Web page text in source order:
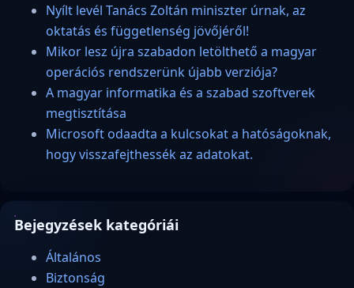
Nyílt levél Tanács Zoltán miniszter úrnak, az
oktatás és függetlenség jövőjéről!
Mikor lesz újra szabadon letölthető a magyar
operációs rendszerünk újabb verziója?
A magyar informatika és a szabad szoftverek
megtisztítása
Microsoft odaadta a kulcsokat a hatóságoknak,
hogy visszafejthessék az adatokat.
Bejegyzések kategóriái
Általános
Biztonság